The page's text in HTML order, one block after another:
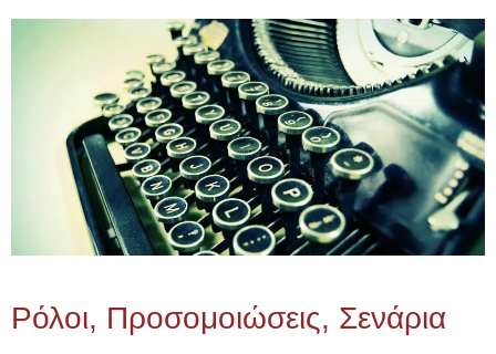
Ρόλοι, Προσομοιώσεις, Σενάρια